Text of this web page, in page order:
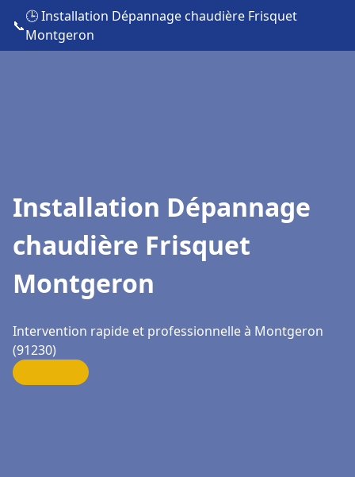
📞
🕒 Installation Dépannage chaudière Frisquet
Montgeron
Installation Dépannage
chaudière Frisquet
Montgeron
Intervention rapide et professionnelle à Montgeron
(91230)